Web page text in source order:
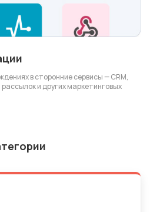
в сторонние сервисы — CRM,
и других маркетинговых